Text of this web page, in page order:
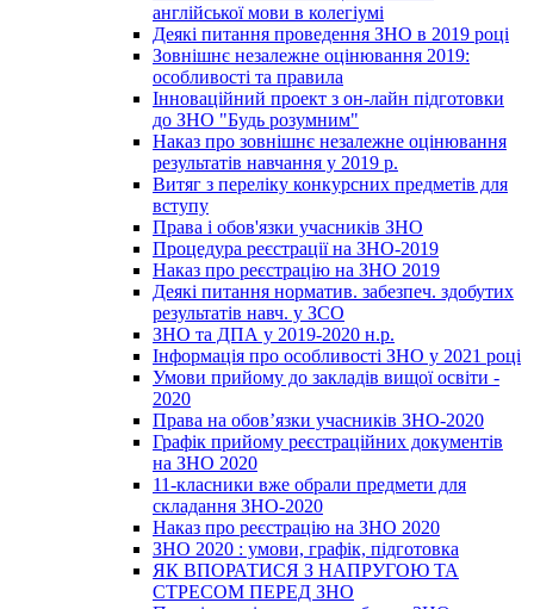
англійської мови в колегіумі
Деякі питання проведення ЗНО в 2019 році
Зовнішнє незалежне оцінювання 2019:
особливості та правила
Інноваційний проект з он-лайн підготовки
до ЗНО "Будь розумним"
Наказ про зовнішнє незалежне оцінювання
результатів навчання у 2019 р.
Витяг з переліку конкурсних предметів для
вступу
Права і обов'язки учасників ЗНО
Процедура реєстрації на ЗНО-2019
Наказ про реєстрацію на ЗНО 2019
Деякі питання норматив. забезпеч. здобутих
результатів навч. у ЗСО
ЗНО та ДПА у 2019-2020 н.р.
Інформація про особливості ЗНО у 2021 році
Умови прийому до закладів вищої освіти -
2020
Права на обов’язки учасників ЗНО-2020
Графік прийому реєстраційних документів
на ЗНО 2020
11-класники вже обрали предмети для
складання ЗНО-2020
Наказ про реєстрацію на ЗНО 2020
ЗНО 2020 : умови, графік, підготовка
ЯК ВПОРАТИСЯ З НАПРУГОЮ ТА
СТРЕСОМ ПЕРЕД ЗНО